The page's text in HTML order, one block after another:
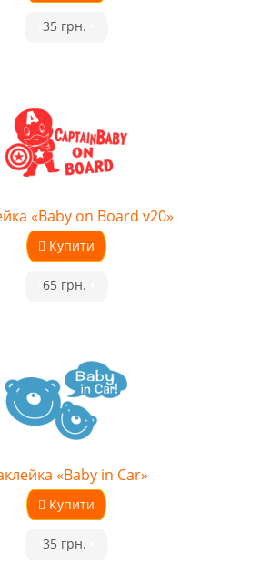
35 грн.
«Baby on Board v20»
Купити
65 грн.
«Baby in Car»
Купити
35 грн.